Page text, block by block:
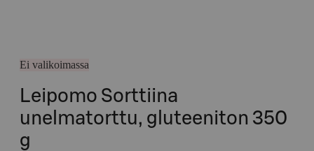
Ei valikoimassa
Leipomo Sorttiina
unelmatorttu, gluteeniton 350
g